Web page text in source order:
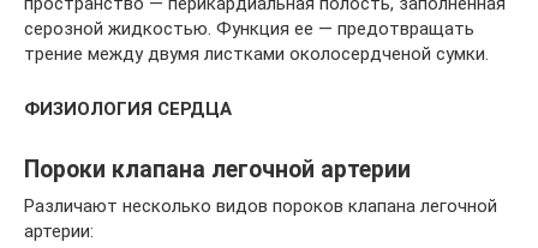
серозной жидкостью. Функция ее — предотвращать
трение между двумя листками околосердченой сумки.
ФИЗИОЛОГИЯ СЕРДЦА
Пороки клапана легочной артерии
Различают несколько видов пороков клапана легочной
артерии: